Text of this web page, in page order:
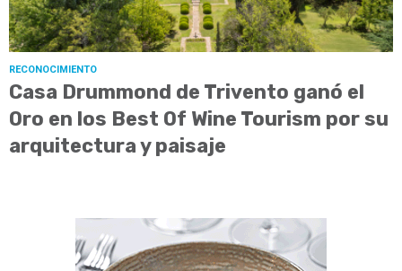
RECONOCIMIENTO
Casa Drummond de Trivento ganó el
Oro en los Best Of Wine Tourism por su
arquitectura y paisaje